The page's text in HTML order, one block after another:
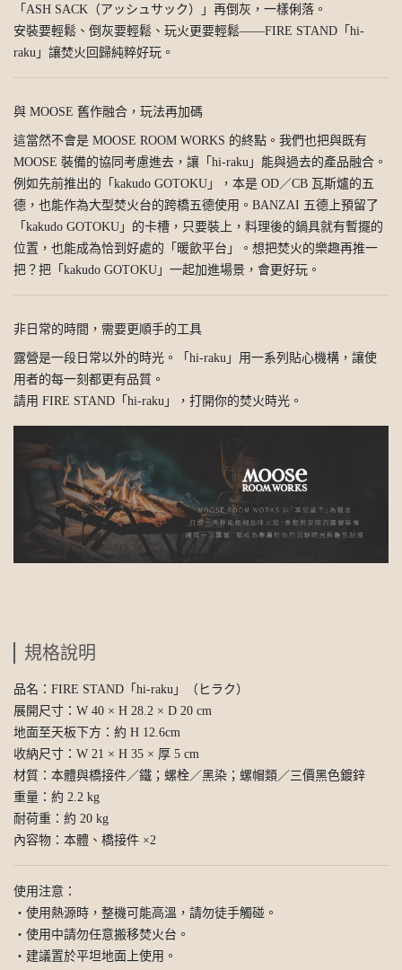
「ASH SACK（アッシュサック）」再倒灰，一樣俐落。
安裝要輕鬆、倒灰要輕鬆、玩火更要輕鬆——FIRE STAND「hi-
raku」讓焚火回歸純粹好玩。
與 MOOSE 舊作融合，玩法再加碼
這當然不會是 MOOSE ROOM WORKS 的終點。我們也把與既有
MOOSE 裝備的協同考慮進去，讓「hi-raku」能與過去的產品融合。
例如先前推出的「kakudo GOTOKU」，本是 OD／CB 瓦斯爐的五
德，也能作為大型焚火台的跨橋五德使用。BANZAI 五德上預留了
「kakudo GOTOKU」的卡槽，只要裝上，料理後的鍋具就有暫擺的
位置，也能成為恰到好處的「暖飲平台」。想把焚火的樂趣再推一
把？把「kakudo GOTOKU」一起加進場景，會更好玩。
非日常的時間，需要更順手的工具
露營是一段日常以外的時光。「hi-raku」用一系列貼心機構，讓使
用者的每一刻都更有品質。
請用 FIRE STAND「hi-raku」，打開你的焚火時光。
規格說明
品名：FIRE STAND「hi-raku」（ヒラク）
展開尺寸：W 40 × H 28.2 × D 20 cm
地面至天板下方：約 H 12.6cm
收納尺寸：W 21 × H 35 × 厚 5 cm
材質：本體與橋接件／鐵；螺栓／黑染；螺帽類／三價黑色鍍鋅
重量：約 2.2 kg
耐荷重：約 20 kg
內容物：本體、橋接件 ×2
使用注意：
・使用熱源時，整機可能高溫，請勿徒手觸碰。
・使用中請勿任意搬移焚火台。
・建議置於平坦地面上使用。